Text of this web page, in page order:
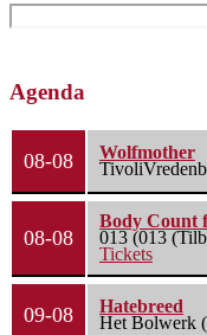
Agenda
08-08
Wolfmother
08-08
Body Count
013 (013
Tickets
09-08
Hatebreed
Het Bolwerk